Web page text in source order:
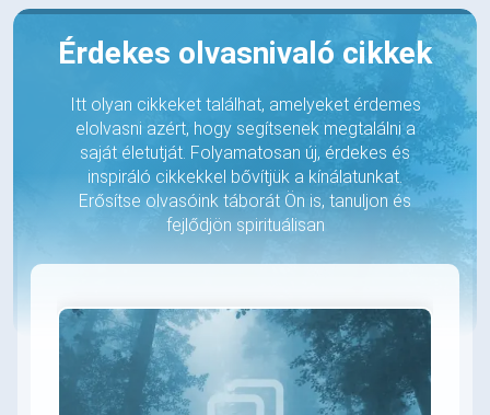
Érdekes olvasnivaló cikkek
Itt olyan cikkeket találhat, amelyeket érdemes
elolvasni azért, hogy segítsenek megtalálni a
saját életutját. Folyamatosan új, érdekes és
inspiráló cikkekkel bővítjük a kínálatunkat.
Erősítse olvasóink táborát Ön is, tanuljon és
fejlődjön spirituálisan